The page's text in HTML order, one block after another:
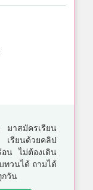
มาสมัครเรียน
รียนด้วยคลิป
น ไม่ต้องเดิน
ทวนได้ ถามได้
กวัน